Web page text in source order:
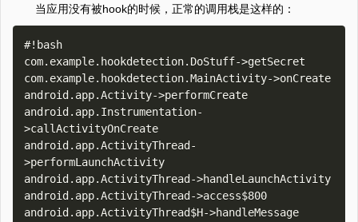
当应用没有被hook的时候，正常的调用栈是这样的：
#!bash
com.example.hookdetection.DoStuff->getSecret
com.example.hookdetection.MainActivity->onCreate
android.app.Activity->performCreate
android.app.Instrumentation-
>callActivityOnCreate
android.app.ActivityThread-
>performLaunchActivity
android.app.ActivityThread->handleLaunchActivity
android.app.ActivityThread->access$800
android.app.ActivityThread$H->handleMessage